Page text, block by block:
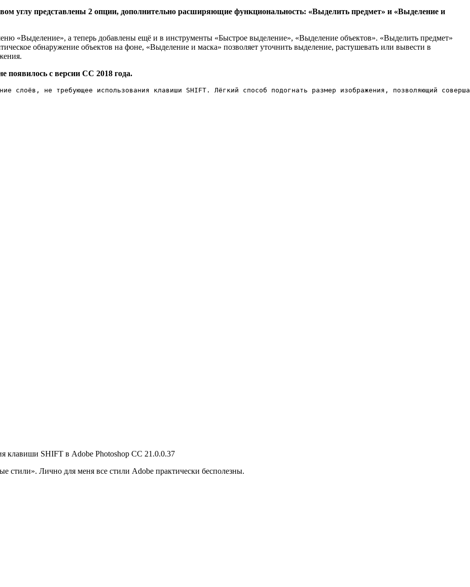
углу представлены 2 опции, дополнительно расширяющие функциональность: «Выделить предмет» и «Выделение и
«Выделение», а теперь добавлены ещё и в инструменты «Быстрое выделение», «Выделение объектов». «Выделить предмет»
обнаружение объектов на фоне, «Выделение и маска» позволяет уточнить выделение, растушевать или вывести в
появилось с версии CC 2018 года.
слоёв, не требующее использования клавиши SHIFT. Лёгкий способ подогнать размер изображения, позволяющий
клавиши SHIFT в Adobe Photoshop CC 21.0.0.37
стили». Лично для меня все стили Adobe практически бесполезны.